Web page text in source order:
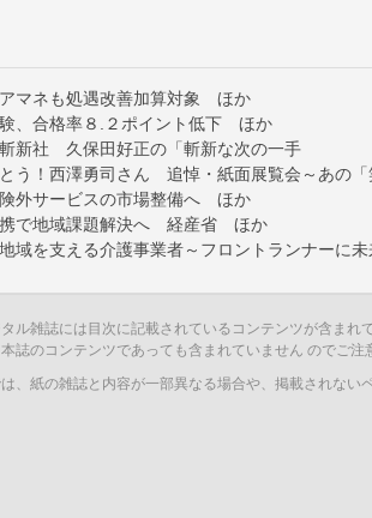
マネも処遇改善加算対象 ほか
、合格率８.２ポイント低下 ほか
新社 久保田好正の「斬新な次の一手
う！西澤勇司さん 追悼・紙面展覧会～あの「
外サービスの市場整備へ ほか
で地域課題解決へ 経産省 ほか
域を支える介護事業者～フロントランナーに未
ル雑誌には目次に記載されているコンテンツが含まれ
誌のコンテンツであっても含まれていません のでご注
、紙の雑誌と内容が一部異なる場合や、掲載されない